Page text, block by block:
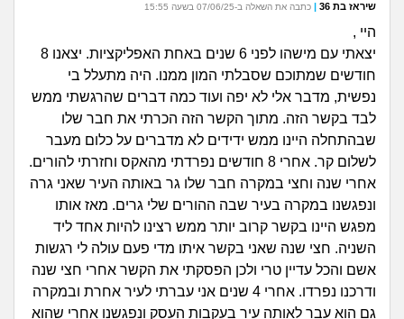
מתחם הטיפים
מדורים
זוגיות
היריון ולידה
הורות ומשפחה
מתבגרים
חיפוש שאלות
הרשמה | התחברות
שיראז בת 36 | כתבה את השאלה ב-07/06/25 בשעה 15:55
היי ,
יצאתי עם מישהו לפני 6 שנים באחת האפליקציות. יצאנו 8
חודשים שמתוכם שסבלתי המון ממנו. היה מתעלל בי
נפשית, מדבר אלי לא יפה ועוד כמה דברים שהרגשתי ממש
לבד בקשר הזה. מתוך הקשר הזה הכרתי את חבר שלו
שבהתחלה היינו ממש ידידים לא מדברים על כלום מעבר
לשלום קר. אחרי 8 חודשים נפרדתי מהאקס וחזרתי להורים.
אחרי שנה וחצי במקרה חבר שלו גר באותה העיר שאני גרה
ונפגשנו במקרה בעיר שבה ההורים שלי גרים. מאז אותו
מפגש היינו בקשר קרוב יותר ממש רצינו להיות אחד ליד
השניה. חצי שנה שאני בקשר איתו מדי פעם עולה לי רגשות
אשם והכל עדיין טרי ולכן הפסקתי את הקשר אחרי חצי שנה
ודרכנו נפרדו. אחרי 4 שנים אני עברתי לעיר אחרת ובמקרה
גם הוא עבר לאותה עיר בעקבות העסק ונפגשנו אחרי שהוא